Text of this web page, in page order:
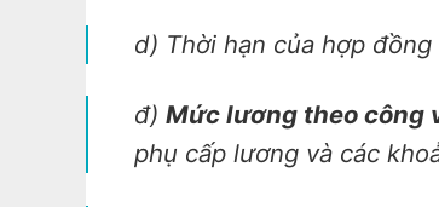
d) Thời hạn của hợp
đ) Mức lương theo công
phụ cấp lương và các